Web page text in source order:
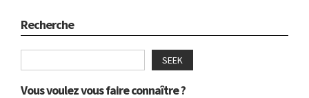
Recherche
SEEK
Vous voulez vous faire connaître ?